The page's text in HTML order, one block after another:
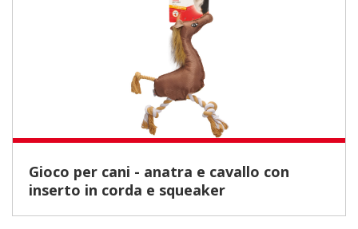
Gioco per cani - anatra e cavallo con
inserto in corda e squeaker